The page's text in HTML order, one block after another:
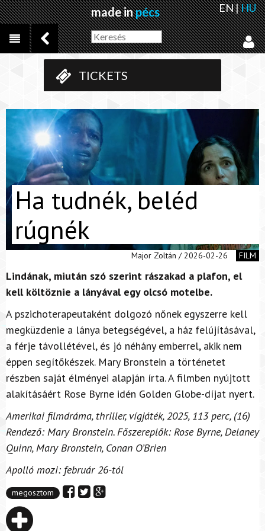
made inpécs EN|HU
TICKETS
Ha tudnék, beléd
rúgnék
Major Zoltán / 2026-02-26 FILM
Lindának, miután szó szerint rászakad a plafon, el
kell költöznie a lányával egy olcsó motelbe.
A pszichoterapeutaként dolgozó nőnek egyszerre kell
megküzdenie a lánya betegségével, a ház felújításával,
a férje távollétével, és jó néhány emberrel, akik nem
éppen segítőkészek. Mary Bronstein a történetet
részben saját élményei alapján írta. A filmben nyújtott
alakításáért Rose Byrne idén Golden Globe-díjat nyert.
Amerikai filmdráma, thriller, vígjáték, 2025, 113 perc, (16)
Rendező: Mary Bronstein. Főszereplők: Rose Byrne, Delaney
Quinn, Mary Bronstein, Conan O’Brien
Apolló mozi: február 26-tól
megosztom